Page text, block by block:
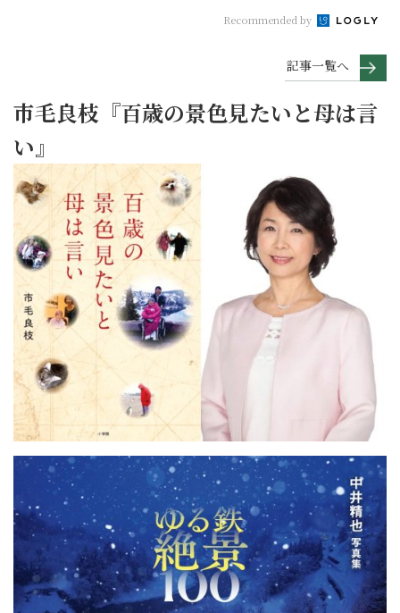
Recommended by
記事一覧へ
市毛良枝『百歳の景色見たいと母は言
い』